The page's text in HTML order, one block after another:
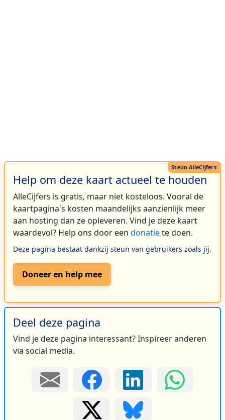
Help om deze kaart actueel te houden
AlleCijfers is gratis, maar niet kosteloos. Vooral de
kaartpagina's kosten maandelijks aanzienlijk meer
aan hosting dan ze opleveren. Vind je deze kaart
waardevol? Help ons door een donatiete doen.
Deze pagina bestaat dankzij steun van gebruikers zoals jij.
Doneer en help mee
Deel deze pagina
Vind je deze pagina interessant? Inspireer anderen
via social media.